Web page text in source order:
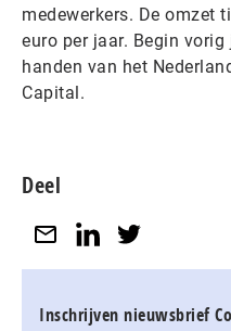
medewerkers. De omzet
euro per jaar. Begin
handen van het
Capital.
Deel
Inschrijven nieuwsbrief